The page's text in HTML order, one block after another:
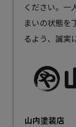
ください。一
まいの状態を
るよう、誠実
山内塗装店